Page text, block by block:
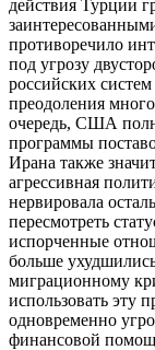
действия Турции
противоречило
под угрозу
российских
преодоления
очередь, США
программы
Ирана также
агрессивная
нервировала
пересмотреть
испорченные
больше
миграционному
использовать эту
одновременно
финансовой